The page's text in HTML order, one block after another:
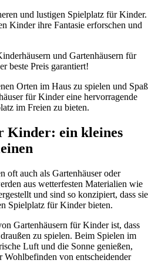
und lustigen Spielplatz für Kinder.
Kinder ihre Fantasie erforschen und
und Gartenhäusern für
beste Preis garantiert!
Orten im Haus zu spielen und Spaß
für Kinder eine hervorragende
im Freien zu bieten.
Kinder: ein kleines
oft auch als Gartenhäuser oder
aus wetterfesten Materialien wie
und sind so konzipiert, dass sie
Spielplatz für Kinder bieten.
Gartenhäusern für Kinder ist, dass
zu spielen. Beim Spielen im
Luft und die Sonne genießen,
von entscheidender